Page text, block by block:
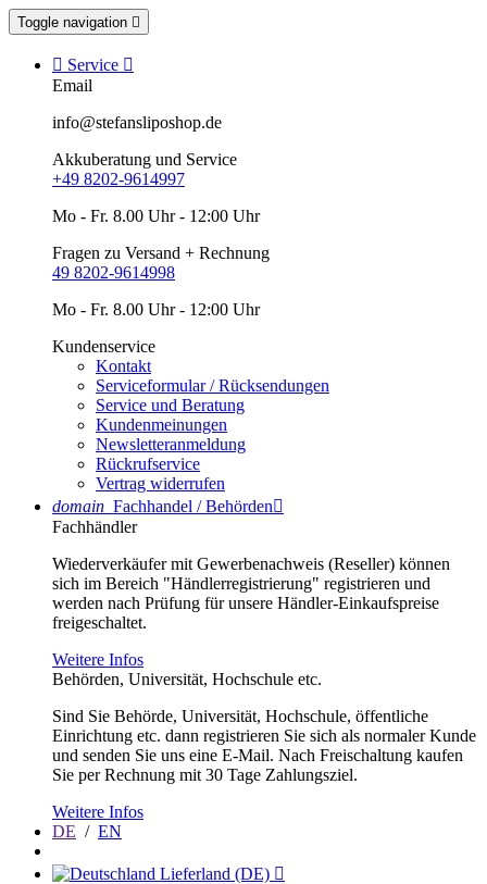
Toggle navigation 
 Service 
Email
info@stefansliposhop.de
Akkuberatung und Service
+49 8202-9614997
Mo - Fr. 8.00 Uhr - 12:00 Uhr
Fragen zu Versand + Rechnung
49 8202-9614998
Mo - Fr. 8.00 Uhr - 12:00 Uhr
Kundenservice
Kontakt
Serviceformular / Rücksendungen
Service und Beratung
Kundenmeinungen
Newsletteranmeldung
Rückrufservice
Vertrag widerrufen
domain Fachhandel / Behörden
Fachhändler
Wiederverkäufer mit Gewerbenachweis (Reseller) können
sich im Bereich "Händlerregistrierung" registrieren und
werden nach Prüfung für unsere Händler-Einkaufspreise
freigeschaltet.
Weitere Infos
Behörden, Universität, Hochschule etc.
Sind Sie Behörde, Universität, Hochschule, öffentliche
Einrichtung etc. dann registrieren Sie sich als normaler Kunde
und senden Sie uns eine E-Mail. Nach Freischaltung kaufen
Sie per Rechnung mit 30 Tage Zahlungsziel.
Weitere Infos
DE / EN
Lieferland (DE) 